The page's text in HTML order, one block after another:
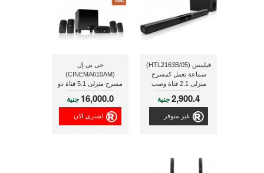
فيليبس (HTL2163B/05)
سماعة تعمل كمسرح
منزلى 2.1 قناة وصب
ووفر سلكى, مزودة
ببتقنية البلوتوث, ذو قدرة
2,900.4جنية
غير متوفر
جى بى إل
(CINEMA610AM)
مسرح منزلى 5.1 قناة ذو
قدرة 110 وات فعلى و
صب ووفر بقدرة 60 وات
16,000.0 جنية
اشترى الان